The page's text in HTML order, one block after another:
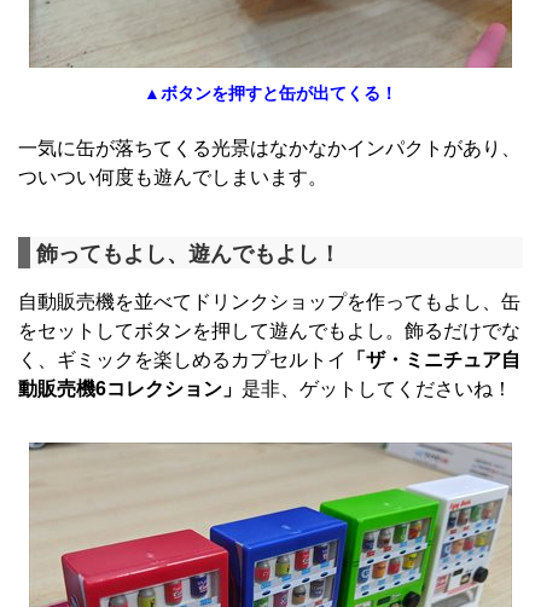
▲ボタンを押すと缶が出てくる！
一気に缶が落ちてくる光景はなかなかインパクトがあり、
ついつい何度も遊んでしまいます。
飾ってもよし、遊んでもよし！
自動販売機を並べてドリンクショップを作ってもよし、缶
をセットしてボタンを押して遊んでもよし。飾るだけでな
く、ギミックを楽しめるカプセルトイ 「ザ・ミニチュア自
動販売機6コレクション」 是非、ゲットしてくださいね！